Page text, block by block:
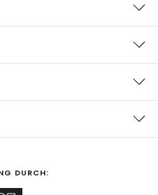
DURCH: